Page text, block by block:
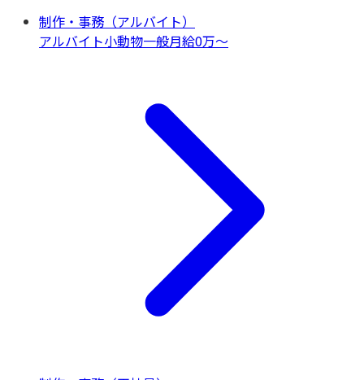
制作・事務（アルバイト）
アルバイト小動物一般月給0万〜